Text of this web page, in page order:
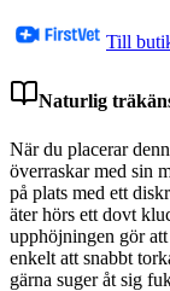
Till
Naturlig
När du placerar
överraskar med sin
på plats med ett
äter hörs ett dovt
upphöjningen gör
enkelt att snabbt
gärna suger åt sig